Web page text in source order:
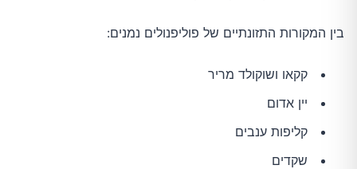
בין המקורות התזונתיים של פוליפנולים נמנים:
קקאו ושוקולד מריר
יין אדום
קליפות ענבים
שקדים